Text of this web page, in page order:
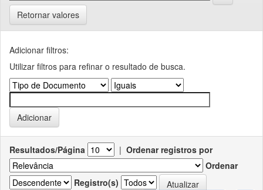
Retornar valores
Adicionar filtros:
Utilizar filtros para refinar o resultado de busca.
Resultados/Página | Ordenar registros por
Ordenar
Registro(s)